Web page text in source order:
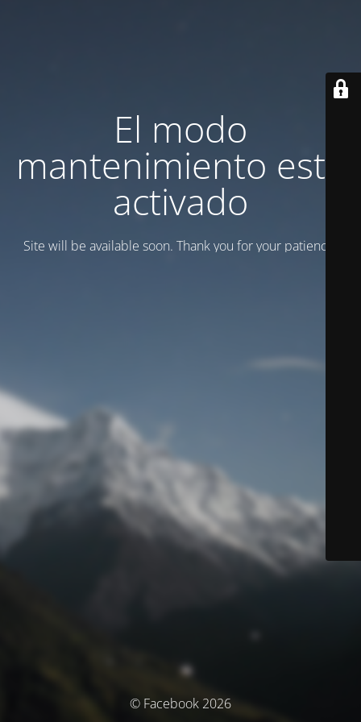
El modo
mantenimiento está
activado
Site will be available soon. Thank you for your patience!
© Facebook 2026